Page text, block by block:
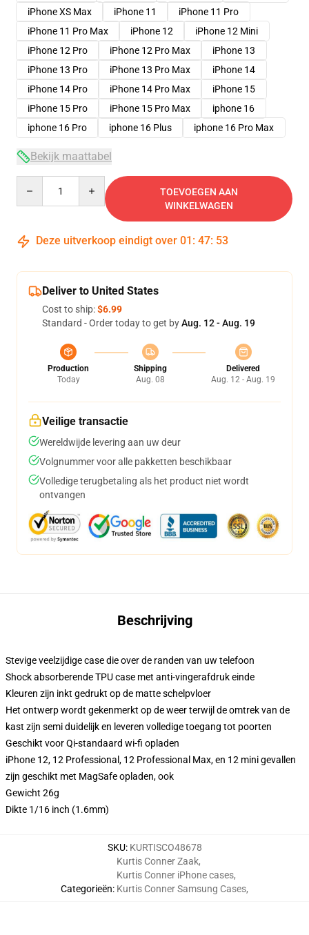
iPhone XS Max
iPhone 11
iPhone 11 Pro
iPhone 11 Pro Max
iPhone 12
iPhone 12 Mini
iPhone 12 Pro
iPhone 12 Pro Max
iPhone 13
iPhone 13 Pro
iPhone 13 Pro Max
iPhone 14
iPhone 14 Pro
iPhone 14 Pro Max
iPhone 15
iPhone 15 Pro
iPhone 15 Pro Max
iphone 16
iphone 16 Pro
iphone 16 Plus iphone 16 Pro Max
Bekijk maattabel
TOEVOEGEN AAN
WINKELWAGEN
Deze uitverkoop eindigt over 01 : 47: 53
Deliver to United States
Cost to ship:$6.99
Standard - Order today to get byAug. 12 - Aug. 19
Production
Today
Shipping
Aug. 08
Delivered
Aug. 12 - Aug. 19
Veilige transactie
Wereldwijde levering aan uw deur
Volgnummer voor alle pakketten beschikbaar
Volledige terugbetaling als het product niet wordt
ontvangen
Beschrijving
Stevige veelzijdige case die over de randen van uw telefoon
Shock absorberende TPU case met anti-vingerafdruk einde
Kleuren zijn inkt gedrukt op de matte schelpvloer
Het ontwerp wordt gekenmerkt op de weer terwijl de omtrek van de
kast zijn semi duidelijk en leveren volledige toegang tot poorten
Geschikt voor Qi-standaard wi-fi opladen
iPhone 12, 12 Professional, 12 Professional Max, en 12 mini gevallen
zijn geschikt met MagSafe opladen, ook
Gewicht 26g
Dikte 1/16 inch (1.6mm)
SKU: KURTISCO48678
Categorieën:
Kurtis Conner Zaak,
Kurtis Conner iPhone cases,
Kurtis Conner Samsung Cases,